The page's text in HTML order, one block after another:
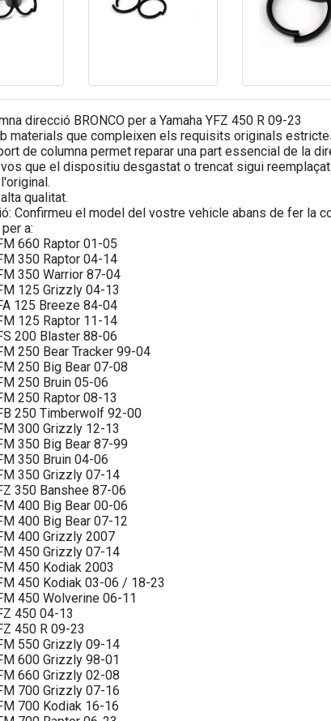
direcció BRONCO per a Yamaha YFZ 450 R 09-23
materials que compleixen els requisits originals
de columna permet reparar una part essencial de la
que el dispositiu desgastat o trencat sigui
qualitat.
Confirmeu el model del vostre vehicle abans de fer la
a:
660 Raptor 01-05
350 Raptor 04-14
350 Warrior 87-04
125 Grizzly 04-13
125 Breeze 84-04
125 Raptor 11-14
200 Blaster 88-06
250 Bear Tracker 99-04
250 Big Bear 07-08
250 Bruin 05-06
250 Raptor 08-13
250 Timberwolf 92-00
300 Grizzly 12-13
350 Big Bear 87-99
350 Bruin 04-06
350 Grizzly 07-14
350 Banshee 87-06
400 Big Bear 00-06
400 Big Bear 07-12
400 Grizzly 2007
450 Grizzly 07-14
450 Kodiak 2003
450 Kodiak 03-06 / 18-23
450 Wolverine 06-11
450 04-13
450 R 09-23
550 Grizzly 09-14
600 Grizzly 98-01
660 Grizzly 02-08
700 Grizzly 07-16
700 Kodiak 16-16